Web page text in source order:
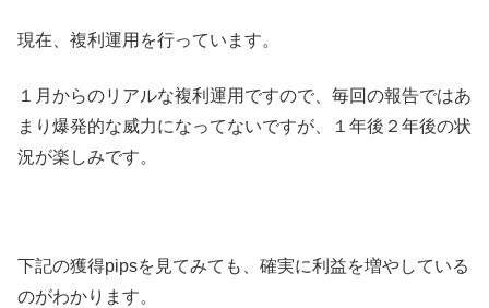
現在、複利運用を行っています。
１月からのリアルな複利運用ですので、毎回の報告ではあ
まり爆発的な威力になってないですが、１年後２年後の状
況が楽しみです。
下記の獲得pipsを見てみても、確実に利益を増やしている
のがわかります。